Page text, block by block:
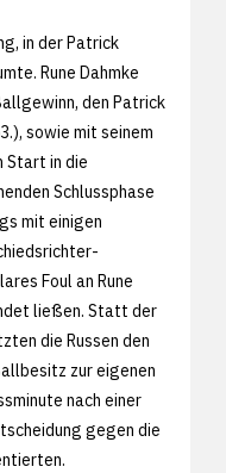
in der Patrick
Rune Dahmke
den Patrick
sowie mit seinem
Start in die
Schlussphase
mit einigen
Foul an Rune
ließen. Statt der
die Russen den
zur eigenen
nach einer
gegen die